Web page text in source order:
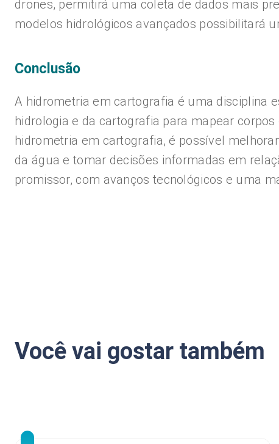
drones, permitirá uma coleta de dados mais
modelos hidrológicos avançados possibilitará
Conclusão
A hidrometria em cartografia é uma disciplina
hidrologia e da cartografia para mapear
hidrometria em cartografia, é possível
da água e tomar decisões informadas em
promissor, com avanços tecnológicos e uma
Você vai gostar também